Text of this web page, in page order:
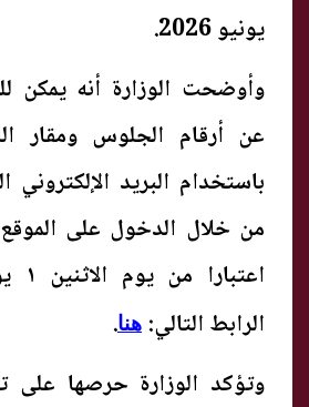
يونيو 2026.
وأوضحت الوزارة أنه يمكن
عن أرقام الجلوس ومقار
باستخدام البريد
من خلال الدخول على الموقع
الرابط التالي: هنا.
وتؤكد الوزارة حرصها على